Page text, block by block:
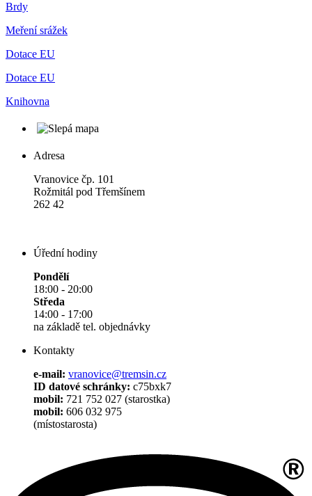
Brdy
Meření srážek
Dotace EU
Dotace EU
Knihovna
Adresa
Vranovice čp. 101
Rožmitál pod Třemšínem
262 42
Úřední hodiny
Pondělí
18:00 - 20:00
Středa
14:00 - 17:00
na základě tel. objednávky
Kontakty
e-mail: vranovice@tremsin.cz
ID datové schránky: c75bxk7
mobil: 721 752 027 (starostka)
mobil: 606 032 975
(místostarosta)